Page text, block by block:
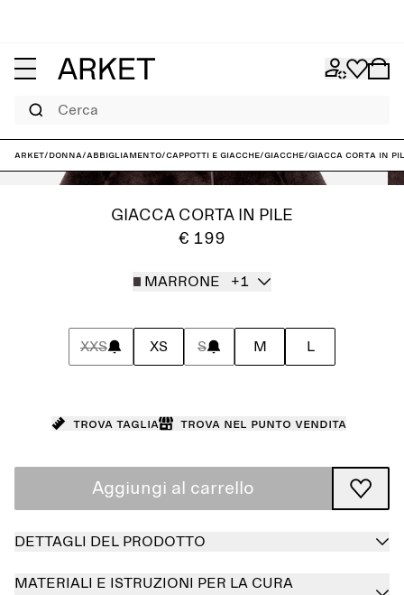
Cerca
ARKET/Donna/Abbigliamento/Cappotti e giacche/Giacche/Giacca corta in
GIACCA CORTA IN PILE
€ 199
MARRONE +1
XXS XS S M L
Trova taglia Trova nel punto vendita
Aggiungi al carrello
DETTAGLI DEL PRODOTTO
MATERIALI E ISTRUZIONI PER LA CURA